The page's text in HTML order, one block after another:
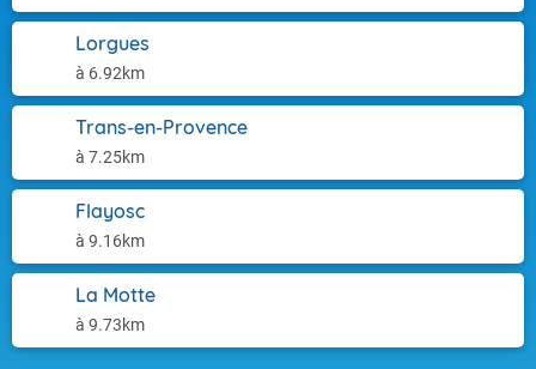
Lorgues
à 6.92km
Trans-en-Provence
à 7.25km
Flayosc
à 9.16km
La Motte
à 9.73km